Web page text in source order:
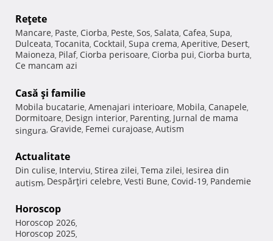
Reţete
Mancare, Paste, Ciorba, Peste, Sos, Salata, Cafea, Supa,
Dulceata, Tocanita, Cocktail, Supa crema, Aperitive, Desert,
Maioneza, Pilaf, Ciorba perisoare, Ciorba pui, Ciorba burta,
Ce mancam azi
Casă şi familie
Mobila bucatarie, Amenajari interioare, Mobila, Canapele,
Dormitoare, Design interior, Parenting, Jurnal de mama
singura, Gravide, Femei curajoase, Autism
Actualitate
Din culise, Interviu, Stirea zilei, Tema zilei, Iesirea din
autism, Despărţiri celebre, Vesti Bune, Covid-19, Pandemie
Horoscop
Horoscop 2026,
Horoscop 2025,